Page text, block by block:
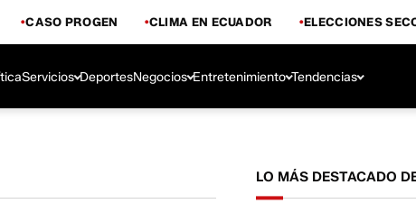
CASO PROGEN CLIMA EN ECUADOR ELECCIONES
Servicios DeportesNegocios Entretenimiento Tendencias
LO MÁS DESTACADO